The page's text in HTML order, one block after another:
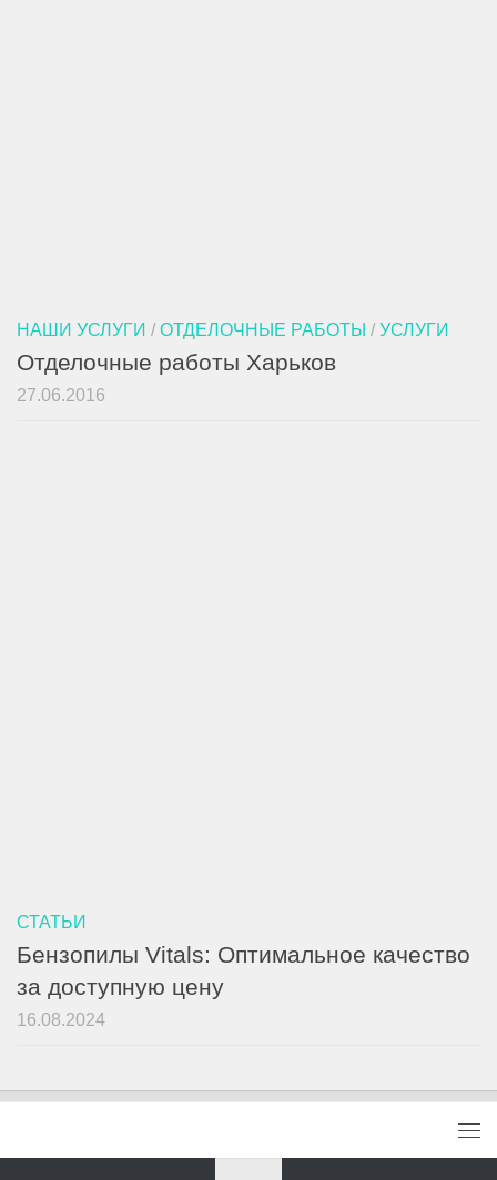
НАШИ УСЛУГИ / ОТДЕЛОЧНЫЕ РАБОТЫ / УСЛУГИ
Отделочные работы Харьков
27.06.2016
СТАТЬИ
Бензопилы Vitals: Оптимальное качество
за доступную цену
16.08.2024